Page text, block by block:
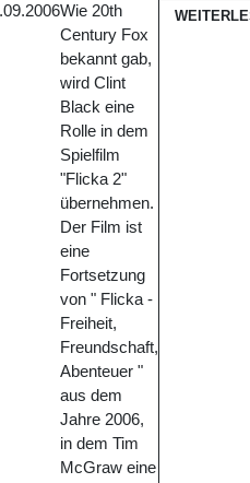
Wie 20th
Century Fox
bekannt gab,
wird Clint
Black eine
Rolle in dem
Spielfilm
"Flicka 2"
übernehmen.
Der Film ist
eine
Fortsetzung
von " Flicka -
Freiheit,
Freundschaft,
Abenteuer "
aus dem
Jahre 2006,
in dem Tim
McGraw eine